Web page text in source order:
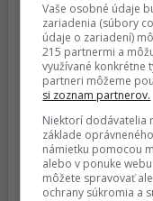
Chrústa pozná
príbuzný?
záhrade
Vaše osobné údaje
zariadenia (súbory
údaje o zariadení)
215 partnermi a
využívané konkrétne
partneri môžeme
si zoznam partnerov.
Niektorí dodávatelia
základe
námietku pomocou
alebo v ponuke
môžete spravovať
ochrany súkromia a